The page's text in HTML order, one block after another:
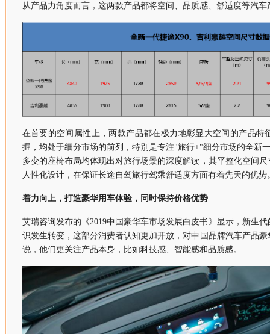
从产品力角度而言，这两款产品都将空间、品质感、舒适度等汽
在首要的空间属性上，两款产品都在极力地彰显大空间的产品特
掘，均处于细分市场的前列，特别是专注"旅行+"细分市场的全新
多变的座椅布局均体现出对旅行场景的深度解读，其平整化空间
人性化设计，在保证长途自驾旅行驾乘舒适度方面有着先天的优势
着力向上，打造豪华用车体验，同时保持价格优势
艾瑞咨询发布的《2019中国豪华车市场发展白皮书》显示，新生
识发生转变，这部分消费者认知更加开放，对中国品牌汽车产品
说，他们更关注产品本身，比如科技感、智能感和品质感。